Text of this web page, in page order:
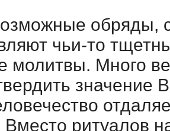
обряды,
чьи-то
молитвы. Много
значение
Вместо ритуалов